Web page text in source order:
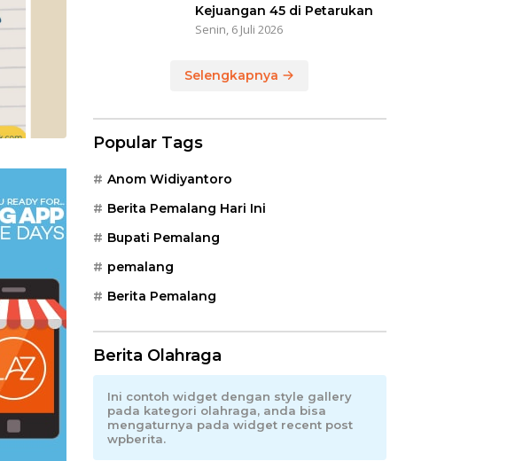
Kejuangan 45 di Petarukan
Senin, 6 Juli 2026
Selengkapnya
Popular Tags
Anom Widiyantoro
Berita Pemalang Hari Ini
Bupati Pemalang
pemalang
Berita Pemalang
Berita Olahraga
Ini contoh widget dengan style gallery
pada kategori olahraga, anda bisa
mengaturnya pada widget recent post
wpberita.